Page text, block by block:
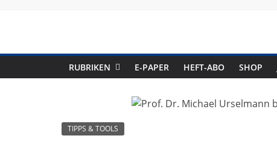
RUBRIKEN E-PAPER HEFT-ABO SHOP
TIPPS & TOOLS